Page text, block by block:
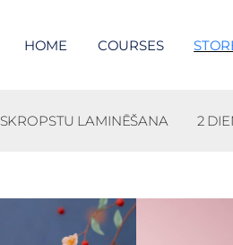
HOME COURSES
SKROPSTU LAMINĒŠANA 2